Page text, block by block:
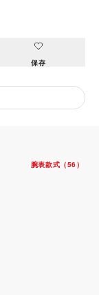
保存
腕表款式（56）